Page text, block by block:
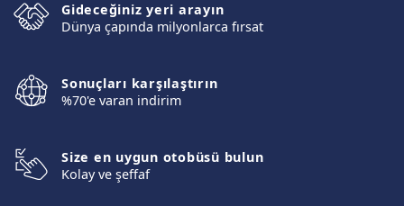
Gideceğiniz yeri arayın
Dünya çapında milyonlarca fırsat
Sonuçları karşılaştırın
%70'e varan indirim
Size en uygun otobüsü bulun
Kolay ve şeffaf